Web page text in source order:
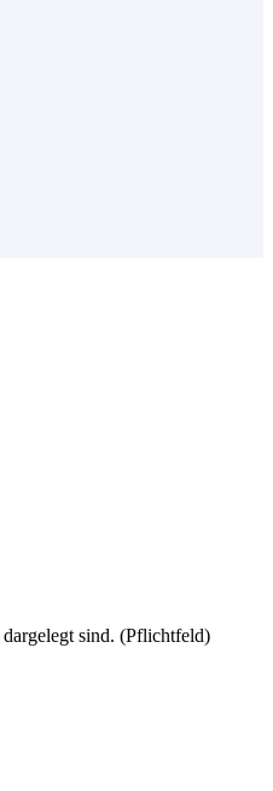
dargelegt sind. (Pflichtfeld)